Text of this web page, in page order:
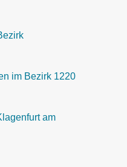
im Bezirk 1220
am